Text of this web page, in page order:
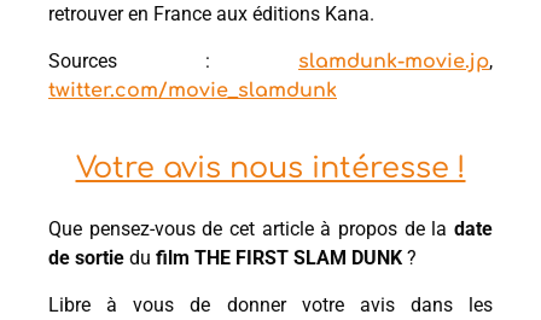
retrouver en France aux éditions Kana.
Sources : slamdunk-movie.jp,
twitter.com/movie_slamdunk
Votre avis nous intéresse !
Que pensez-vous de cet article à propos de la date
de sortie du film THE FIRST SLAM DUNK ?
Libre à vous de donner votre avis dans les